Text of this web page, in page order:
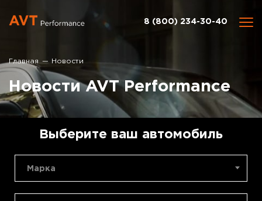
8 (800) 234-30-40
Главная Новости
Новости AVT Performance
Выберите ваш автомобиль
Марка